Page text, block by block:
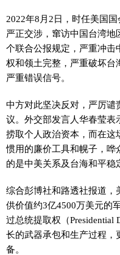
2022年8月2日，时任美国
严正交涉，窜访中国台湾
个联合公报规定，严重冲击
权和领土完整，严重破坏台
严重错误信号。
中方对此坚决反对，严厉谴
议。外交部发言人华春莹表
捞取个人政治资本，而在这
惯用的廉价工具和幌子，哗
的是中美关系及台海和平稳
综合彭博社和路透社报道，
供价值约3亿4500万美元的
过总统提取权（Presidential
长的武器承包和生产过程，
备。